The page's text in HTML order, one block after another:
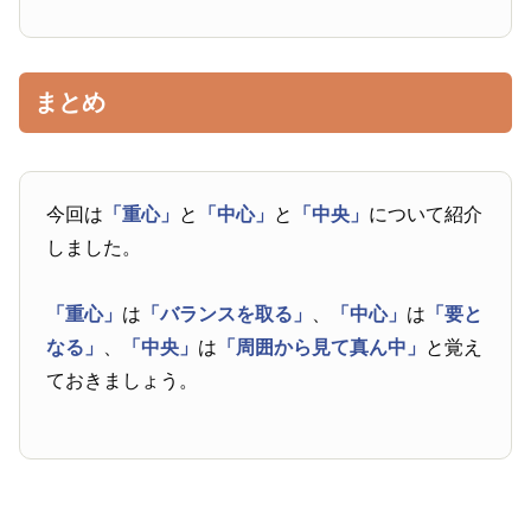
まとめ
今回は 「重心」 と 「中心」 と 「中央」 について紹介
しました。
「重心」 は 「バランスを取る」 「中心」 は 「要と
なる」
「中央」 は 「周囲から見て真ん中」 と覚え
ておきましょう。